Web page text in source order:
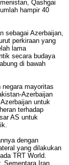
Qashgai
hampir 40
sebagai Azerbaijan,
perkiraan yang
lama
secara budaya
di bawah
negara mayoritas
Azerbaijan
untuk
terhadap
AS untuk
dengan
yang dilakukan
TRT World.
Sementara Iran